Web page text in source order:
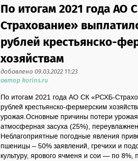
По итогам 2021 года АО
Страхование»
рублей крестьянско-
хозяйствам
добавлено 09.03.2022 11:23
автор korins.ru
По итогам 2021 года АО СК «РСХБ-
рублей крестьянско-фермерским
урожая.Основные причины потери
атмосферная засуха (25%),
Неблагоприятные погодные явления
пшеницы – 50% заявлений, гречихи и
культуру, ярового ячменя и сои — по